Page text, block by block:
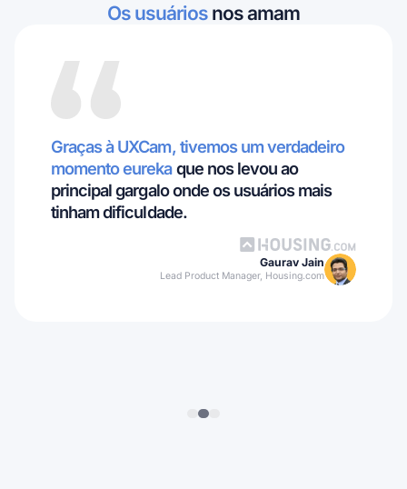
Os usuáriosnos amam
Graças à UXCam, tivemos um verdadeiro
momento eurekaque nos levou ao
principal gargalo onde os usuários mais
tinham dificuldade.
Gaurav Jain
Lead Product Manager, Housing.com